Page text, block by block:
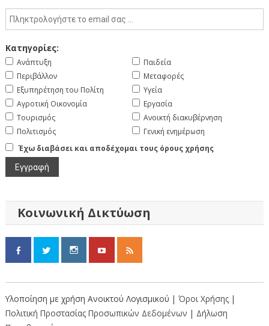
Κατηγορίες:
Ανάπτυξη
Περιβάλλον
Εξυπηρέτηση του Πολίτη
Αγροτική Οικονομία
Τουρισμός
Πολιτισμός
Παιδεία
Μεταφορές
Υγεία
Εργασία
Ανοικτή διακυβέρνηση
Γενική ενημέρωση
Έχω διαβάσει και αποδέχομαι τους όρους χρήσης
Κοινωνική Δικτύωση
Υλοποίηση με χρήση Ανοικτού Λογισμικού | Όροι Χρήσης |
Πολιτική Προστασίας Προσωπικών Δεδομένων | Δήλωση